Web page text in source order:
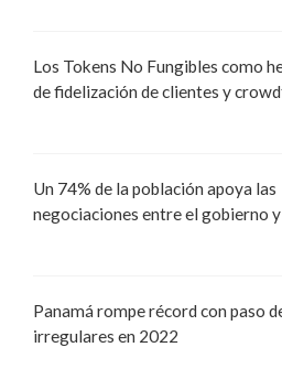
Los Tokens No Fungibles como
de fidelización de clientes y
Un 74% de la población apoya las
negociaciones entre el gobierno
Panamá rompe récord con paso
irregulares en 2022